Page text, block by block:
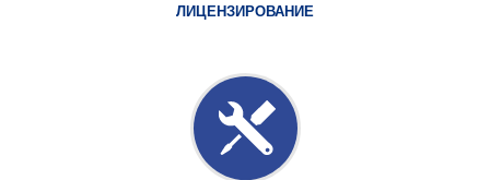
ЛИЦЕНЗИРОВАНИЕ